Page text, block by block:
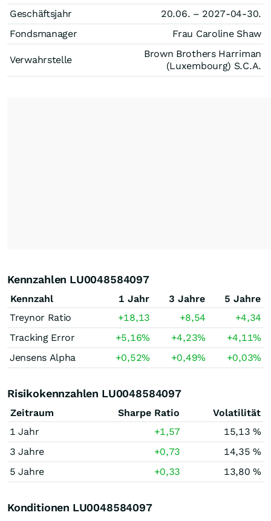
Geschäftsjahr
20.06. – 2027-04-30.
Fondsmanager
Frau Caroline Shaw
Verwahrstelle
Brown Brothers Harriman
(Luxembourg) S.C.A.
Kennzahlen LU0048584097
Kennzahl 1 Jahr 3 Jahre
5 Jahre
Treynor Ratio
+18,13 +8,54
+4,34
Tracking Error
+5,16% +4,23% +4,11%
Jensens Alpha
+0,52% +0,49% +0,03%
Risikokennzahlen LU0048584097
Zeitraum Sharpe Ratio
Volatilität
1 Jahr
+1,57
15,13 %
3 Jahre
+0,73
14,35 %
5 Jahre
+0,33 13,80 %
Konditionen LU0048584097